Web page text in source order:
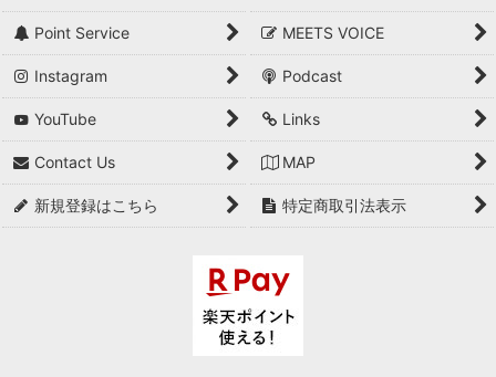
Point Service MEETS VOICE
Instagram Podcast
YouTube Links
Contact Us MAP
新規登録はこちら 特定商取引法表示